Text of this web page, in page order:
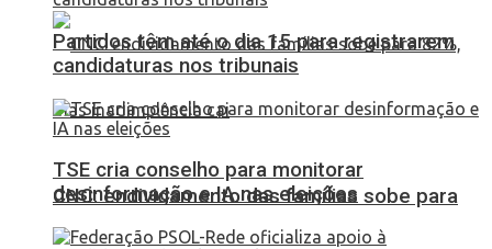
CNC: endividamento das famílias sobe para
Partidos têm até o dia 15 para registrarem
candidaturas nos tribunais
TSE cria conselho para monitorar
desinformação e IA nas eleições